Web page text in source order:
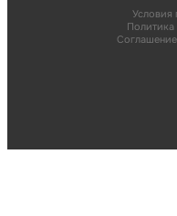
Условия
Политика